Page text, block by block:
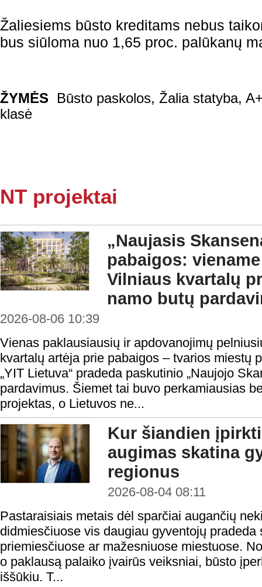
Žaliesiems būsto kreditams nebus
bus siūloma nuo 1,65 proc. palūkanų
ŽYMĖS Būsto paskolos, Žalia statyba,
klasė
NT projektai
„Naujasis
pabaigos:
Vilniaus kvartalų
namo butų
2026-08-06 10:39
Vienas paklausiausių ir apdovanojimų
kvartalų artėja prie pabaigos – tvarios miestų
„YIT Lietuva“ pradeda paskutinio „Naujojo
pardavimus. Šiemet tai buvo perkamiausias
projektas, o Lietuvos ne...
Kur šiandien
augimas skatina
regionus
2026-08-04 08:11
Pastaraisiais metais dėl sparčiai augančių
didmiesčiuose vis daugiau gyventojų pradeda
priemiesčiuose ar mažesniuose miestuose.
o paklausą palaiko įvairūs veiksniai, būsto
iššūkiu. T...